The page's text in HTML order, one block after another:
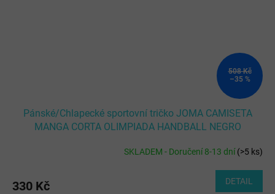
508 Kč
–35 %
Pánské/Chlapecké sportovní tričko JOMA CAMISETA
MANGA CORTA OLIMPIADA HANDBALL NEGRO
SKLADEM - Doručení 8-13 dní(>5 ks)
330 Kč DETAIL